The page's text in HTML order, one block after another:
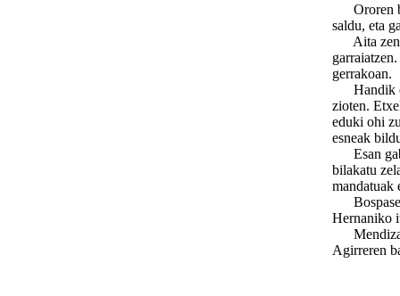
Ororen
saldu, eta
Aita
gerrakoan.
Handik
zioten.
eduki ohi
esneak
Esan
bilakatu
mandatuak
Bospasei
Hernaniko
Agirreren